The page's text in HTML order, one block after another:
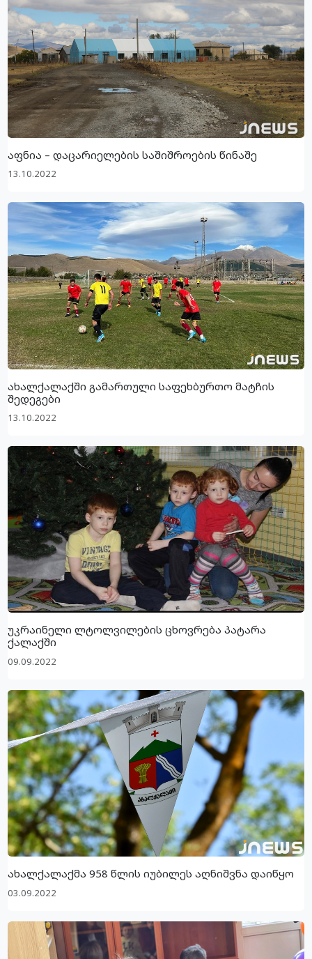
აფნია – დაცარიელების საშიშროების წინაშე
13.10.2022
ახალქალაქში გამართული საფეხბურთო მატჩის
შედეგები
13.10.2022
უკრაინელი ლტოლვილების ცხოვრება პატარა
ქალაქში
09.09.2022
ახალქალაქმა 958 წლის იუბილეს აღნიშვნა დაიწყო
03.09.2022